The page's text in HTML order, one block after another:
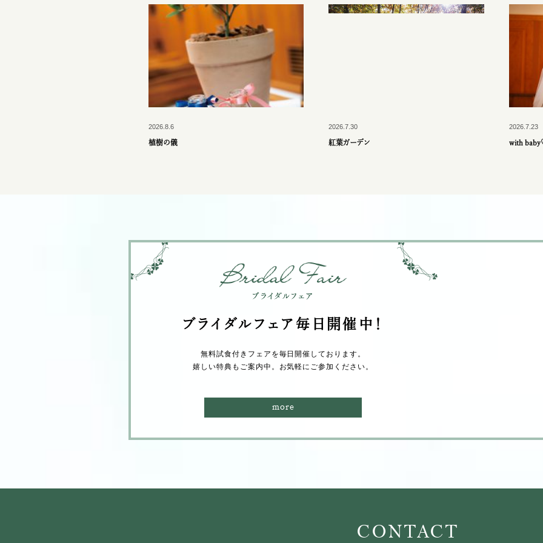
2026.8.6
植樹の儀
2026.7.30
紅葉ガーデン
2026.7.23
with
ブライダルフェア毎⽇開催中！
無料試⾷付きフェアを毎⽇開催しております。
嬉しい特典もご案内中。
お気軽にご参加ください。
more
CONTACT